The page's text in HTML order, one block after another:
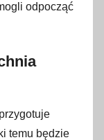
odpocząć
temu będzie